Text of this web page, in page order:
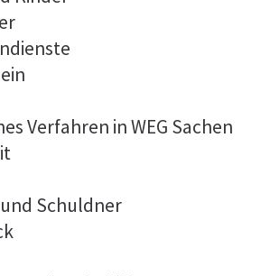
Verfahren in WEG Sachen
Schuldner